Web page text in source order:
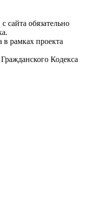
сайта обязательно
в рамках проекта
Кодекса